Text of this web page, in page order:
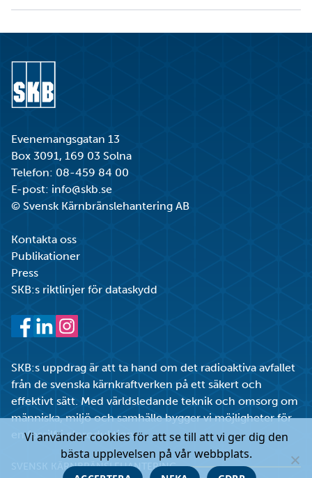
Evenemangsgatan 13
Box 3091, 169 03 Solna
Telefon: 08-459 84 00
E-post: info@skb.se
© Svensk Kärnbränslehantering AB
Kontakta oss
Publikationer
Press
SKB:s riktlinjer för dataskydd
SKB:s uppdrag är att ta hand om det radioaktiva avfallet
från de svenska kärnkraftverken på ett säkert och
effektivt sätt. Med världsledande teknik och omsorg om
människa, miljö och samhälle bygger vi möjligheter för
en fossilfri elproduktion.
SVENSK KÄRNBRÄNSLEHANTERING
Vi använder cookies för att se till att vi ger dig den
bästa upplevelsen på vår webbplats.